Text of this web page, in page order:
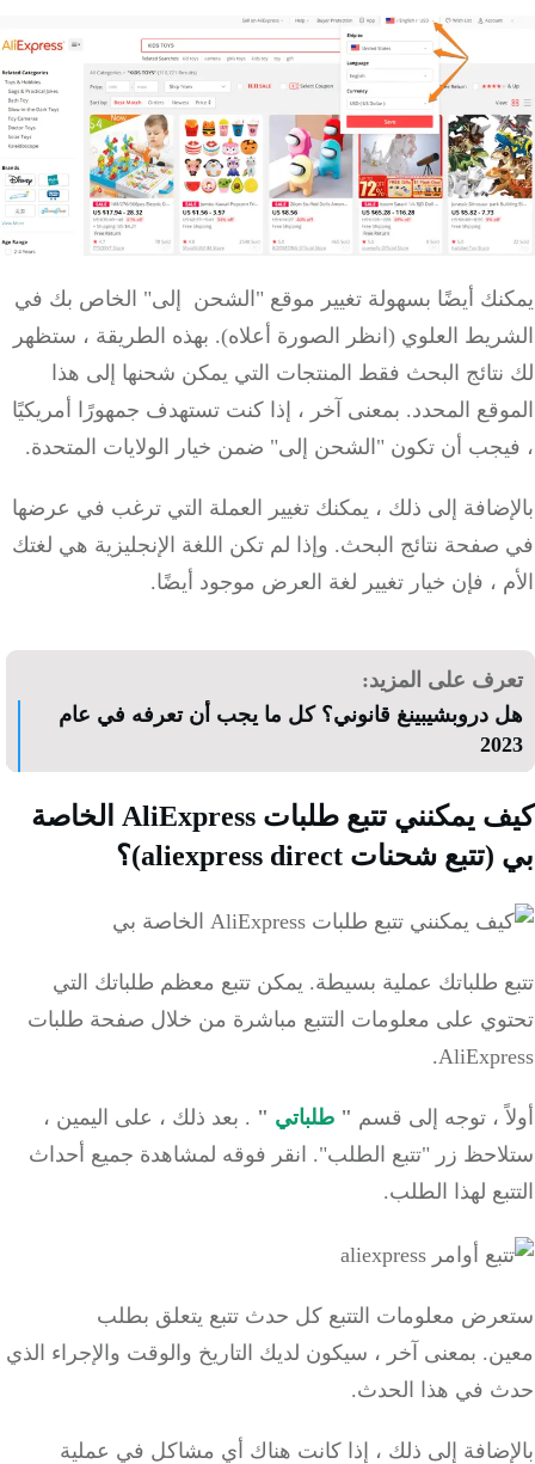
أيضًا بسهولة تغيير موقع "الشحن إلى" الخاص بك في
العلوي (انظر الصورة أعلاه).بهذه الطريقة ، ستظهر
البحث فقط المنتجات التي يمكن شحنها إلى هذا
المحدد.بمعنى آخر ، إذا كنت تستهدف جمهورًا أمريكيًا
أن تكون "الشحن إلى" ضمن خيار الولايات المتحدة.
إلى ذلك ، يمكنك تغيير العملة التي ترغب في عرضها
نتائج البحث.وإذا لم تكن اللغة الإنجليزية هي لغتك
، فإن خيار تغيير لغة العرض موجود أيضًا.
على المزيد:
دروبشيبينغ قانوني؟ كل ما يجب أن تعرفه في عام
كيف يمكنني تتبع طلبات AliExpress الخاصة
( تتبع شحنات aliexpress direct) ؟
طلباتك عملية بسيطة.يمكن تتبع معظم طلباتك التي
على معلومات التتبع مباشرة من خلال صفحة طلبات
، توجه إلى قسم"طلباتي"
. بعد ذلك ، على اليمين ،
زر "تتبع الطلب".انقر فوقه لمشاهدة جميع أحداث
لهذا الطلب.
معلومات التتبع كل حدث تتبع يتعلق بطلب
بمعنى آخر ، سيكون لديك التاريخ والوقت والإجراء الذي
في هذا الحدث.
إلى ذلك ، إذا كانت هناك أي مشاكل في عملية